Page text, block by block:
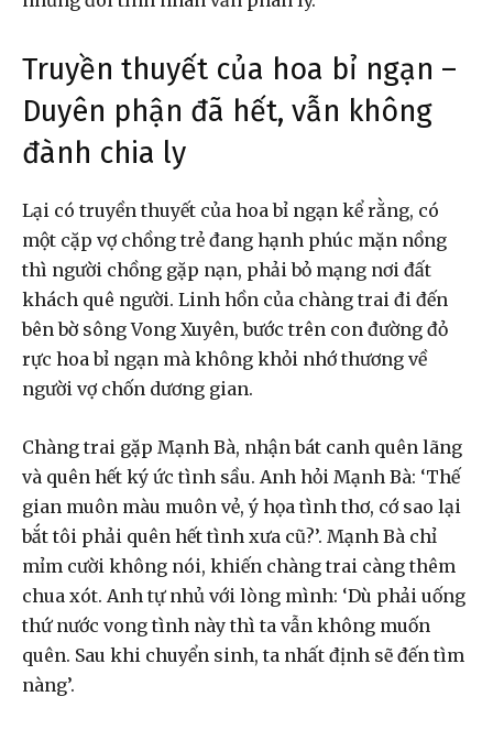
Truyền thuyết của hoa bỉ ngạn –
Duyên phận đã hết, vẫn không
đành chia ly
Lại có truyền thuyết của hoa bỉ ngạn kể rằng, có
một cặp vợ chồng trẻ đang hạnh phúc mặn nồng
thì người chồng gặp nạn, phải bỏ mạng nơi đất
khách quê người. Linh hồn của chàng trai đi đến
bên bờ sông Vong Xuyên, bước trên con đường đỏ
rực hoa bỉ ngạn mà không khỏi nhớ thương về
người vợ chốn dương gian.
Chàng trai gặp Mạnh Bà, nhận bát canh quên lãng
và quên hết ký ức tình sầu. Anh hỏi Mạnh Bà: ‘Thế
gian muôn màu muôn vẻ, ý họa tình thơ, cớ sao lại
bắt tôi phải quên hết tình xưa cũ?’. Mạnh Bà chỉ
mỉm cười không nói, khiến chàng trai càng thêm
chua xót. Anh tự nhủ với lòng mình: ‘Dù phải uống
thứ nước vong tình này thì ta vẫn không muốn
quên. Sau khi chuyển sinh, ta nhất định sẽ đến tìm
nàng’.